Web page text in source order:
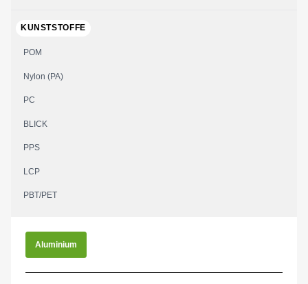
KUNSTSTOFFE
POM
Nylon (PA)
PC
BLICK
PPS
LCP
PBT/PET
Aluminium